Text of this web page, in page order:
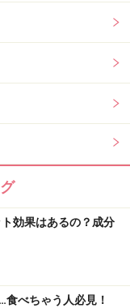
効果はあるの？成分
べちゃう人必見！